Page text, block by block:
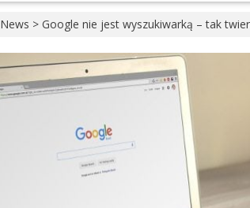
News > Google nie jest wyszukiwarką – tak